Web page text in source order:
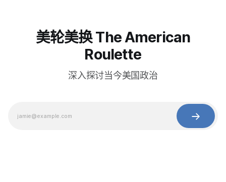
美轮美换 The American
Roulette
深入探讨当今美国政治